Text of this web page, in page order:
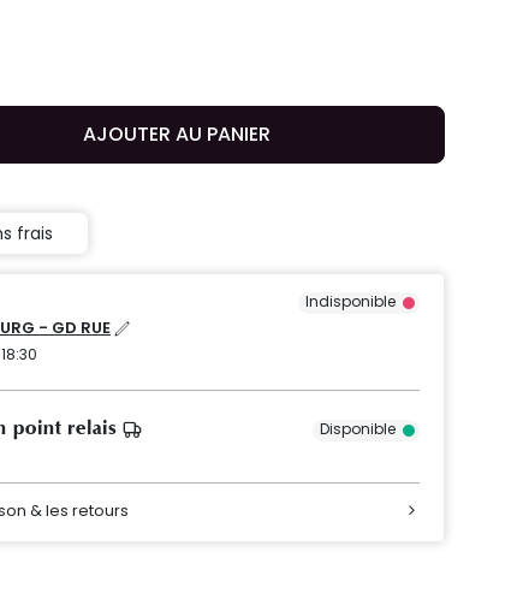
AJOUTER AU PANIER
frais
Indisponible
- GD RUE
point relais Disponible
& les retours